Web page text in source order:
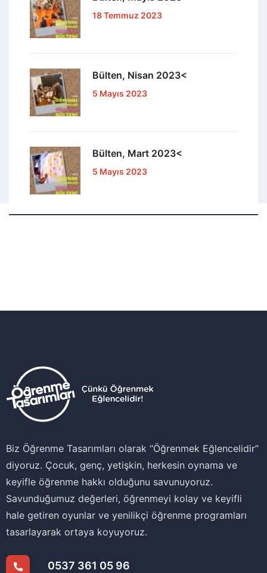
18 Temmuz 2023
Bülten, Nisan 2023<
5 Mayıs 2023
Bülten, Mart 2023<
5 Mayıs 2023
Biz Öğrenme Tasarımları olarak ‘‘Öğrenmek Eğlencelidir’’
diyoruz. Çocuk, genç, yetişkin, herkesin oynama ve
keyifle öğrenme hakkı olduğunu savunuyoruz.
Savunduğumuz değerleri, öğrenmeyi kolay ve keyifli
hale getiren oyunlar ve yenilikçi öğrenme programları
tasarlayarak ortaya koyuyoruz.
0537 361 05 96